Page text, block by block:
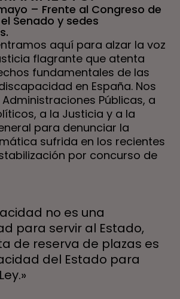
– Frente al Congreso de
Senado y sedes
aquí para alzar la voz
flagrante que atenta
fundamentales de las
en España. Nos
Públicas, a
a la Justicia y a la
para denunciar la
sufrida en los recientes
por concurso de
no es una
para servir al Estado,
de reserva de plazas es
del Estado para